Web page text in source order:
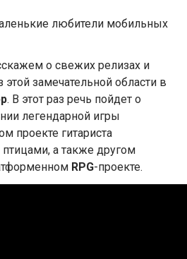
любители мобильных
о свежих релизах и
этой замечательной области в
. В этот раз речь пойдет о
легендарной игры
проекте гитариста
а также другом
RPG-проекте.